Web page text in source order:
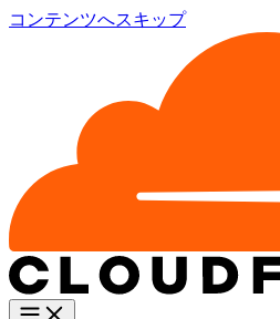
コンテンツへスキップ